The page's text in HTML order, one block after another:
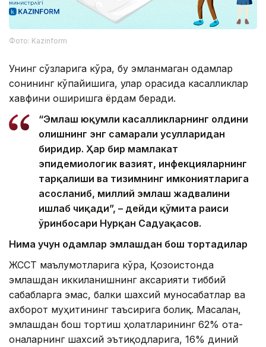
Фото: Kazinform
Унинг сўзларига кўра, бу эмланмаган одамлар
сонининг кўпайишига, улар орасида касалликлар
хавфини оширишга ёрдам беради.
“Эмлаш юқумли касалликларнинг олдини
олишнинг энг самарали усулларидан
биридир. Ҳар бир мамлакат
эпидемиологик вазият, инфекцияларнинг
тарқалиши ва тизимнинг имкониятларига
асосланиб, миллий эмлаш жадвалини
ишлаб чиқади”, – дейди қўмита раиси
ўринбосари Нурқан Садуақасов.
Нима учун одамлар эмлашдан бош тортадилар
ЖССТ маълумотларига кўра, Қозоғистонда
эмлашдан иккиланишнинг аксарияти тиббий
сабабларга эмас, балки шахсий муносабатлар ва
ахборот муҳитининг таъсирига боғлиқ. Масалан,
эмлашдан бош тортиш ҳолатларининг 62% ота-
оналарнинг шахсий эътиқодларига, 16% диний